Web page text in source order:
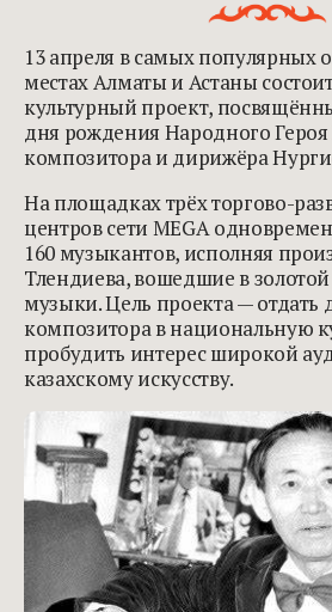
13 апреля в самых популярных
местах Алматы и Астаны
культурный проект,
дня рождения Народного Героя
композитора и дирижёра
На площадках трёх торгово-
центров сети MEGA
160 музыкантов, исполняя
Тлендиева, вошедшие в
музыки. Цель проекта — отдать
композитора в национальную
пробудить интерес широкой
казахскому искусству.